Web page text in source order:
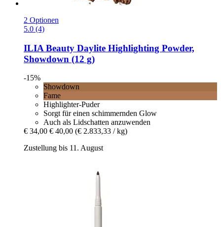
2 Optionen
5.0 (4)
ILIA Beauty Daylite Highlighting Powder,
Showdown (12 g)
-15%
Showdown
Fame
Highlighter-Puder
Sorgt für einen schimmernden Glow
Auch als Lidschatten anzuwenden
€ 34,00 € 40,00 (€ 2.833,33 / kg)
Zustellung bis 11. August